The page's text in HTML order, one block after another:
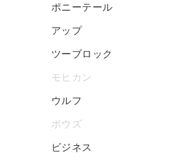
ポニーテール
アップ
ツーブロック
モヒカン
ウルフ
ボウズ
ビジネス